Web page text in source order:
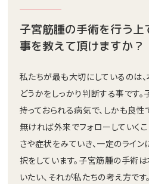
子宮筋腫の手術を行う上
事を教えて頂けますか？
私たちが最も大切にしているのは
どうかをしっかり判断する事です
持っておられる病気で、しかも良
無ければ外来でフォローしていく
さや症状をみていき、一定のライ
択をしています。子宮筋腫の手術
いたい、それが私たちの考え方です。